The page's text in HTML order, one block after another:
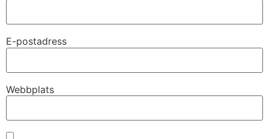
E-postadress
Webbplats